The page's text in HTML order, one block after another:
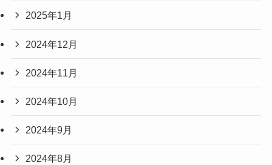
2025年1月
2024年12月
2024年11月
2024年10月
2024年9月
2024年8月